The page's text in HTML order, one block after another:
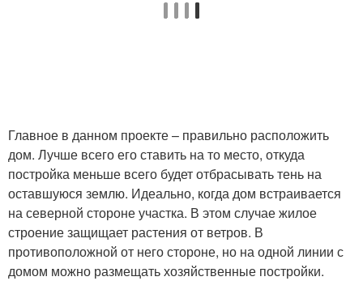
Главное в данном проекте – правильно расположить
дом. Лучше всего его ставить на то место, откуда
постройка меньше всего будет отбрасывать тень на
оставшуюся землю. Идеально, когда дом встраивается
на северной стороне участка. В этом случае жилое
строение защищает растения от ветров. В
противоположной от него стороне, но на одной линии с
домом можно размещать хозяйственные постройки.